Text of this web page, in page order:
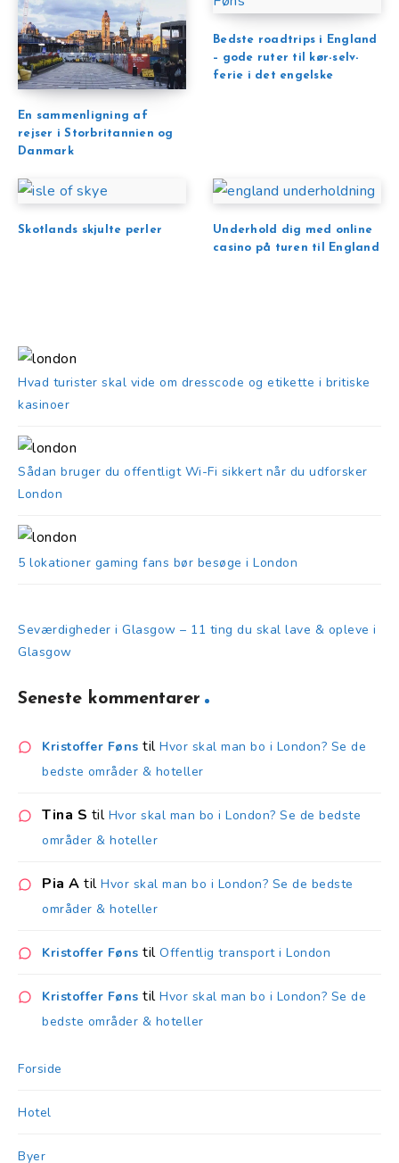
En sammenligning af
rejser i Storbritannien og
Danmark
Bedste roadtrips i England
– gode ruter til kør-selv-
ferie i det engelske
Skotlands skjulte perler
Underhold dig med online
casino på turen til England
Hvad turister skal vide om dresscode og etikette i britiske
kasinoer
Sådan bruger du offentligt Wi-Fi sikkert når du udforsker
London
5 lokationer gaming fans bør besøge i London
Seværdigheder i Glasgow – 11 ting du skal lave & opleve i
Glasgow
Seneste kommentarer
Kristoffer Føns til Hvor skal man bo i London? Se de
bedste områder & hoteller
Tina S til Hvor skal man bo i London? Se de bedste
områder & hoteller
Pia A til Hvor skal man bo i London? Se de bedste
områder & hoteller
Kristoffer Føns til Offentlig transport i London
Kristoffer Føns til Hvor skal man bo i London? Se de
bedste områder & hoteller
Forside
Hotel
Byer